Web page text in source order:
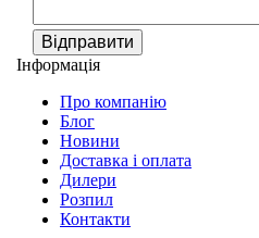
Відправити
Інформація
Про компанію
Блог
Новини
Доставка і оплата
Дилери
Розпил
Контакти